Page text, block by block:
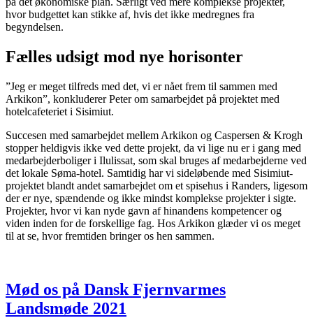
hvor budgettet kan stikke af, hvis det ikke medregnes fra
begyndelsen.
Fælles udsigt mod nye horisonter
”Jeg er meget tilfreds med det, vi er nået frem til sammen med
Arkikon”, konkluderer Peter om samarbejdet på projektet med
hotelcafeteriet i Sisimiut.
Succesen med samarbejdet mellem Arkikon og Caspersen & Krogh
stopper heldigvis ikke ved dette projekt, da vi lige nu er i gang med
medarbejderboliger i Ilulissat, som skal bruges af medarbejderne ved
det lokale Søma-hotel. Samtidig har vi sideløbende med Sisimiut-
projektet blandt andet samarbejdet om et spisehus i Randers, ligesom
der er nye, spændende og ikke mindst komplekse projekter i sigte.
Projekter, hvor vi kan nyde gavn af hinandens kompetencer og
viden inden for de forskellige fag. Hos Arkikon glæder vi os meget
til at se, hvor fremtiden bringer os hen sammen.
Mød os på Dansk Fjernvarmes
Landsmøde 2021